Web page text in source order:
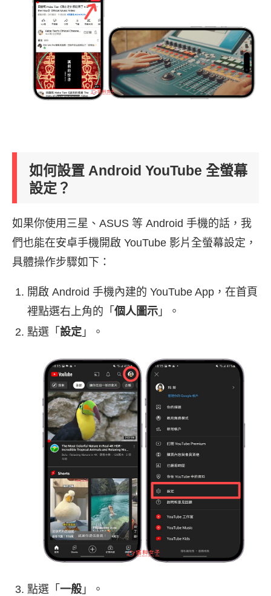
如何設置 Android YouTube 全螢幕
設定？
如果你使用三星、ASUS 等 Android 手機的話，我
們也能在安卓手機開啟 YouTube 影片全螢幕設定，
具體操作步驟如下：
開啟 Android 手機內建的 YouTube App，在首頁
裡點選右上角的「 個人圖示 」。
點選「 設定 」。
點選「 一般 」。